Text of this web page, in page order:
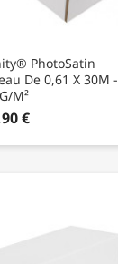
PhotoSatin
De 0,61 X 30M -
m²
€